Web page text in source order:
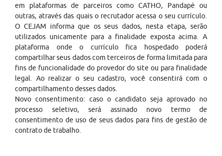
em plataformas de parceiros como CATHO, Pandapé ou
outras, através das quais o recrutador acessa o seu currículo.
O CEJAM informa que os seus dados, nesta etapa, serão
utilizados unicamente para a finalidade exposta acima. A
plataforma onde o currículo fica hospedado poderá
compartilhar seus dados com terceiros de forma limitada para
fins de funcionalidade do provedor do site ou para finalidade
legal. Ao realizar o seu cadastro, você consentirá com o
compartilhamento desses dados.
Novo consentimento: caso o candidato seja aprovado no
processo seletivo, será assinado novo termo de
consentimento de uso de seus dados para fins de gestão de
contrato de trabalho.